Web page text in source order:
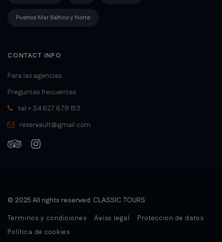
Puertos Mar Baltico y Norte
CONTACT INFO
Para las agencias
Preguntas frecuentes
tel:+ 34 627 679 153
reservault@gmail.com
© 2025 All rights reserved. CLASSIC TOURS
Terminos y condiciones Aviso legal
Proteccion de datos
Política de cookies